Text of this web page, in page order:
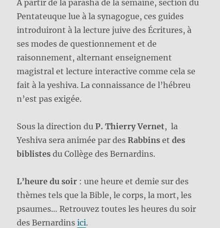
À partir de la parasha de la semaine, section du
Pentateuque lue à la synagogue, ces guides
introduiront à la lecture juive des Écritures, à
ses modes de questionnement et de
raisonnement, alternant enseignement
magistral et lecture interactive comme cela se
fait à la yeshiva. La connaissance de l’hébreu
n’est pas exigée.
Sous la direction duP. Thierry Vernet, la
Yeshiva sera animée par desRabbins etdes
biblistes du Collège des Bernardins.
L’heure du soir : une heure et demie sur des
thèmes tels que la Bible, le corps, la mort, les
psaumes… Retrouvez toutes les heures du soir
des Bernardinsici.